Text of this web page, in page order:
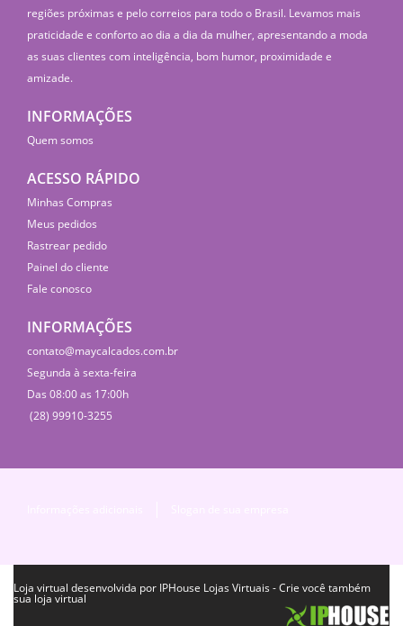
regiões próximas e pelo correios para todo o Brasil. Levamos mais
praticidade e conforto ao dia a dia da mulher, apresentando a moda
as suas clientes com inteligência, bom humor, proximidade e
amizade.
INFORMAÇÕES
Quem somos
ACESSO RÁPIDO
Minhas Compras
Meus pedidos
Rastrear pedido
Painel do cliente
Fale conosco
INFORMAÇÕES
contato@maycalcados.com.br
Segunda à sexta-feira
Das 08:00 as 17:00h
(28) 99910-3255
Loja virtual desenvolvida por IPHouse Lojas Virtuais - Crie você também
sua loja virtual